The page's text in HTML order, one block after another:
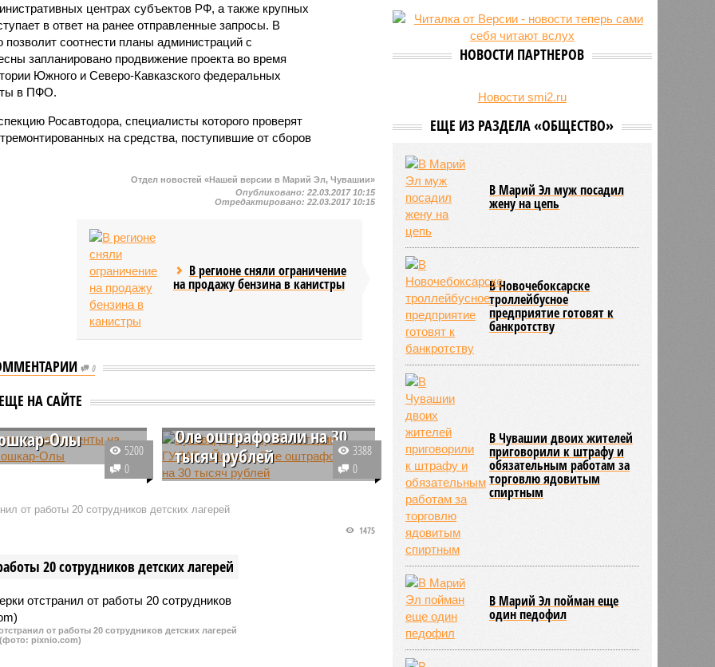
центрах субъектов РФ, а также крупных
в ответ на ранее отправленные запросы. В
соотнести планы администраций с
запланировано продвижение проекта во время
Южного и Северо-Кавказского федеральных
в ПФО.
Росавтодора, специалисты которого проверят
на средства, поступившие от сборов
Отдел новостей «Нашей версии в Марий Эл, Чувашии»
Опубликовано:22.03.2017 10:15
Отредактировано:22.03.2017 10:15
В регионе сняли ограничение
на продажу бензина в канистры
0
ЕЩЕ НА САЙТЕ
Олы
основные
кресло
обязанности
руководителя
архитектуры и
Андрей
5200
0
Руководителя музея
Оле оштрафовали на 30
тысяч рублей
В Йошкар-Оле суд наложил
истории ГУЛАГ Николая
кладбище. Теперь ему предстоит
пользу государства.
3388
0
от работы 20 сотрудников детских лагерей
20 сотрудников детских лагерей
1475
от работы 20 сотрудников детских лагерей
(фото: pixnio.com)
тысяч рублей за каждый сбитый
беспилотник
НОВОСТИ ПАРТНЕРОВ
Новости smi2.ru
ЕЩЕ ИЗ РАЗДЕЛА «ОБЩЕСТВО»
В Марий Эл муж посадил
жену на цепь
В Новочебоксарске
троллейбусное
предприятие готовят к
банкротству
В Чувашии двоих жителей
приговорили к штрафу и
обязательным работам за
торговлю ядовитым
спиртным
В Марий Эл пойман еще
один педофил